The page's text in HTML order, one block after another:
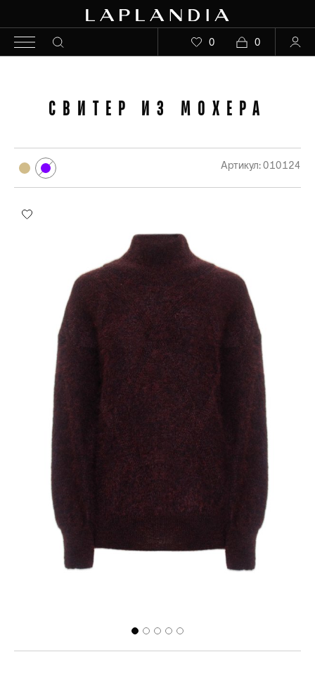
0 0
СВИТЕР ИЗ МОХЕРА
Артикул: 010124